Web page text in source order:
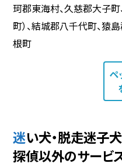
珂郡東海村、久慈郡大子町
町）、結城郡八千代町、猿
根町
ペ
迷い犬・脱走迷子犬探し おすすめなペット
探偵以外のサービ